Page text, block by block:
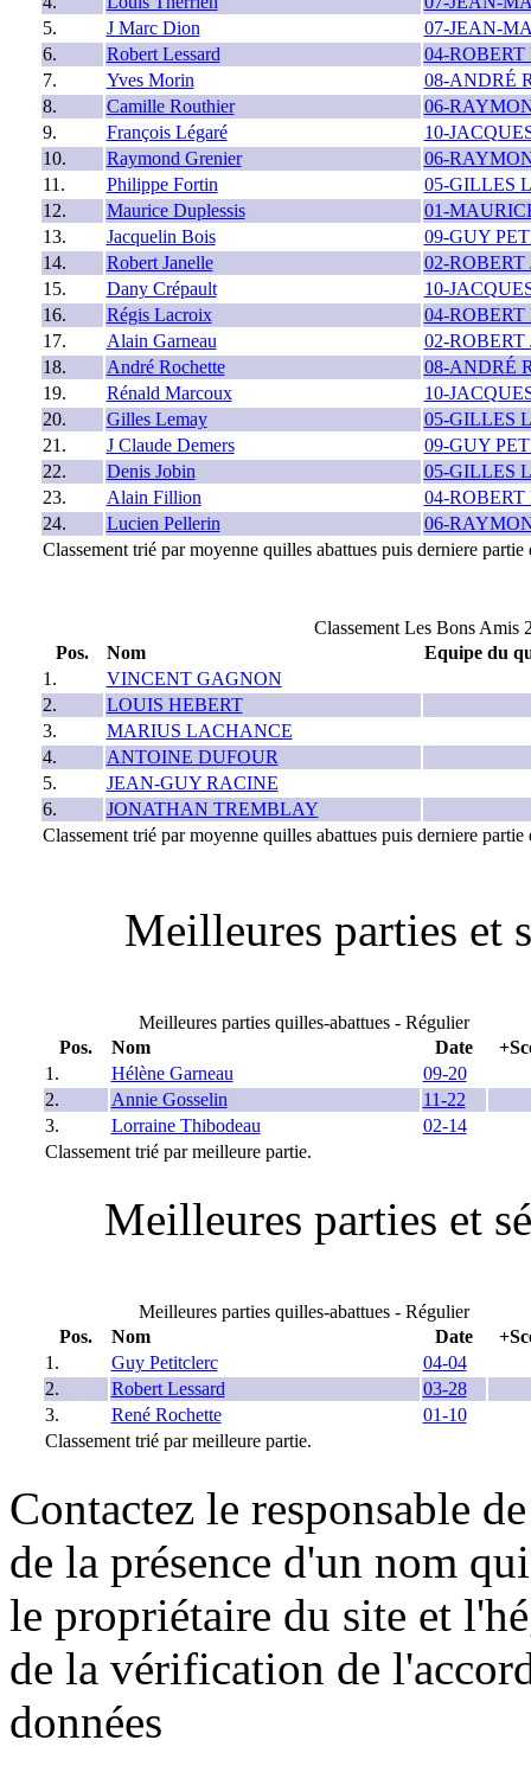
5.
J Marc Dion
07-JEAN-
6.
Robert Lessard
04-
7.
Yves Morin
08-ANDRÉ
8.
Camille Routhier
06-
9.
François Légaré
10-
10.
Raymond Grenier
06-
11.
Philippe Fortin
05-GILLES
12.
Maurice Duplessis
01-
13.
Jacquelin Bois
09-GUY
14.
Robert Janelle
02-
15.
Dany Crépault
10-
16.
Régis Lacroix
04-
17.
Alain Garneau
02-
18.
André Rochette
08-ANDRÉ
19.
Rénald Marcoux
10-
20.
Gilles Lemay
05-GILLES
21.
J Claude Demers
09-GUY
22.
Denis Jobin
05-GILLES
23.
Alain Fillion
04-
24.
Lucien Pellerin
06-
Classement trié par moyenne quilles abattues puis derniere
Classement Les Bons Amis
Pos.
Nom
Equipe du
1.
VINCENT GAGNON
2.
LOUIS HEBERT
3.
MARIUS LACHANCE
4.
ANTOINE DUFOUR
5.
JEAN-GUY RACINE
6.
JONATHAN TREMBLAY
Classement trié par moyenne quilles abattues puis derniere
Meilleures parties et
Meilleures parties quilles-abattues - Régulier
Pos.
Nom Date
1.
Hélène Garneau
09-20
2.
Annie Gosselin
11-22
3.
Lorraine Thibodeau
02-14
Classement trié par meilleure partie.
Meilleures parties et
Meilleures parties quilles-abattues - Régulier
Pos.
Nom Date
1.
Guy Petitclerc
04-04
2.
Robert Lessard
03-28
3.
René Rochette
01-10
Classement trié par meilleure partie.
Contactez le responsable
de la présence d'un nom
le propriétaire du site et
de la vérification de
données